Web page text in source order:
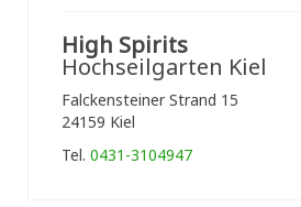
High Spirits
Hochseilgarten Kiel
Falckensteiner Strand 15
24159 Kiel
Tel. 0431-3104947